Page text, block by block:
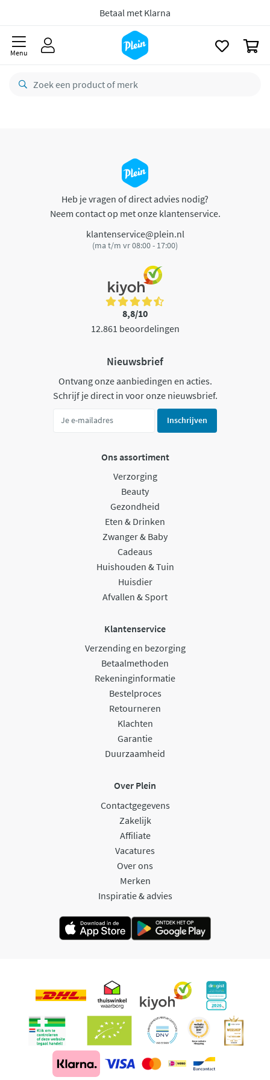
Betaal met Klarna
Menu
Heb je vragen of direct advies nodig?
Neem contact op met onze klantenservice.
klantenservice@plein.nl
(ma t/m vr 08:00 - 17:00)
8,8/10
12.861 beoordelingen
Nieuwsbrief
Ontvang onze aanbiedingen en acties.
Schrijf je direct in voor onze nieuwsbrief.
Inschrijven
Ons assortiment
Verzorging
Beauty
Gezondheid
Eten & Drinken
Zwanger & Baby
Cadeaus
Huishouden & Tuin
Huisdier
Afvallen & Sport
Klantenservice
Verzending en bezorging
Betaalmethoden
Rekeninginformatie
Bestelproces
Retourneren
Klachten
Garantie
Duurzaamheid
Over Plein
Contactgegevens
Zakelijk
Affiliate
Vacatures
Over ons
Merken
Inspiratie & advies